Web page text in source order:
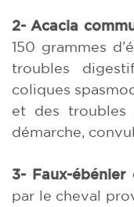
2- Acacia
150 grammes
troubles
coliques
et des troubles
démarche,
3- Faux-ébénier
par le cheval